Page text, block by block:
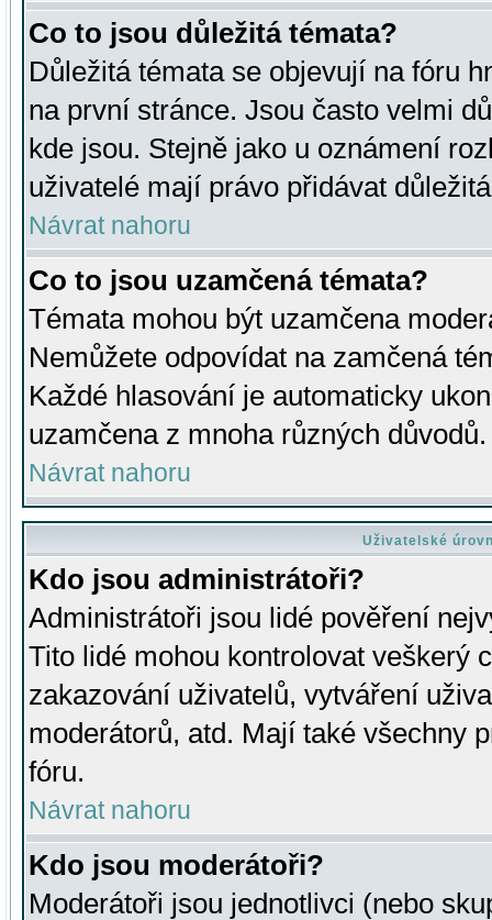
Co to jsou důležitá témata?
Důležitá témata se objevují na fóru
na první stránce. Jsou často velmi
kde jsou. Stejně jako u oznámení
uživatelé mají právo přidávat
Návrat nahoru
Co to jsou uzamčená témata?
Témata mohou být uzamčena
Nemůžete odpovídat na zamčená
Každé hlasování je automaticky
uzamčena z mnoha různých důvodů.
Návrat nahoru
Uživatelské
Kdo jsou administrátoři?
Administrátoři jsou lidé pověření
Tito lidé mohou kontrolovat veškerý
zakazování uživatelů, vytváření
moderátorů, atd. Mají také všechny
fóru.
Návrat nahoru
Kdo jsou moderátoři?
Moderátoři jsou jednotlivci (nebo